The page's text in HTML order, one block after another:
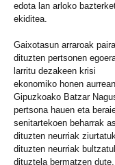
edota lan arloko
ekiditea.
Gaixotasun arraroak
dituzten pertsonen
larritu dezakeen krisi
ekonomiko honen
Gipuzkoako Batzar
pertsona hauen eta
senitartekoen beharrak
dituzten neurriak
dituzten neurriak
dituztela bermatzen dute,